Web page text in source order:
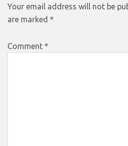
Your email address will not be
are marked *
Comment *